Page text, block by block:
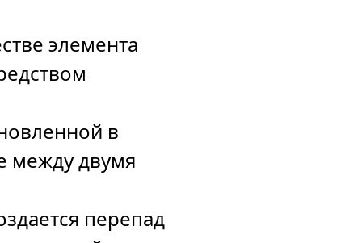
элемента
в
между двумя
перепад